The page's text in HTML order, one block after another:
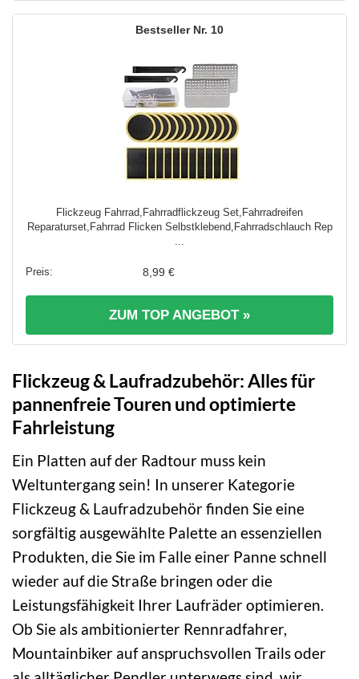
10
Flickzeug Fahrrad,Fahrradflickzeug Set,Fahrradreifen
Reparaturset,Fahrrad Flicken Selbstklebend,Fahrradschlauch Rep
...
8,99 €
ZUM TOP ANGEBOT »
Flickzeug & Laufradzubehör: Alles für
pannenfreie Touren und optimierte
Fahrleistung
Ein Platten auf der Radtour muss kein
Weltuntergang sein! In unserer Kategorie
Flickzeug & Laufradzubehör finden Sie eine
sorgfältig ausgewählte Palette an essenziellen
Produkten, die Sie im Falle einer Panne schnell
wieder auf die Straße bringen oder die
Leistungsfähigkeit Ihrer Laufräder optimieren.
Ob Sie als ambitionierter Rennradfahrer,
Mountainbiker auf anspruchsvollen Trails oder